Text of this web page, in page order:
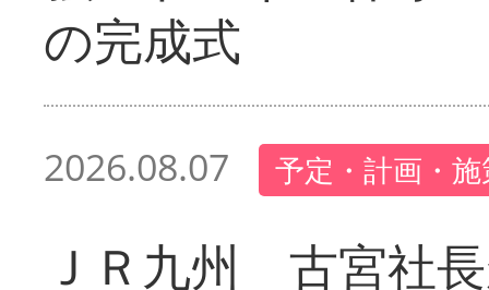
の完成式
2026.08.07 予定・計画・
ＪＲ九州 古宮社